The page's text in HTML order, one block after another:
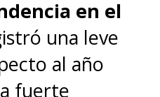
en el
una leve
al año
fuerte